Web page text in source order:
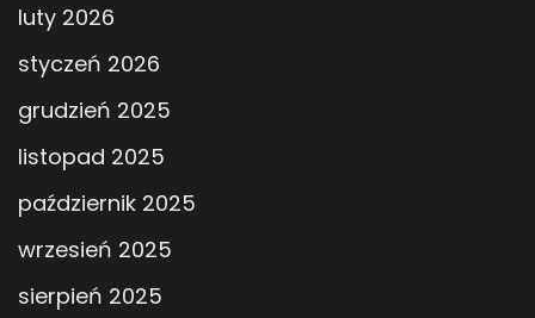
luty 2026
styczeń 2026
grudzień 2025
listopad 2025
październik 2025
wrzesień 2025
sierpień 2025